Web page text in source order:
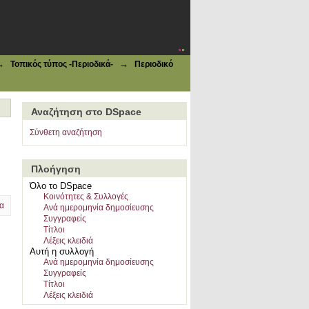
Τοπικός τύπος -Περιοδικά- →
Περιοδικό
Αναζήτηση στο DSpace
Σύνθετη αναζήτηση
Πλοήγηση
Όλο το DSpace
Κοινότητες & Συλλογές
Ανά ημερομηνία δημοσίευσης
Συγγραφείς
Τίτλοι
Λέξεις κλειδιά
Αυτή η συλλογή
Ανά ημερομηνία δημοσίευσης
Συγγραφείς
Τίτλοι
Λέξεις κλειδιά